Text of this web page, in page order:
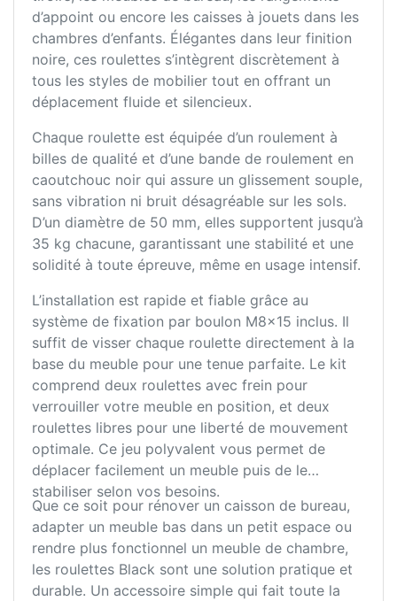
d’appoint ou encore les caisses à jouets dans les
chambres d’enfants. Élégantes dans leur finition
noire, ces roulettes s’intègrent discrètement à
tous les styles de mobilier tout en offrant un
déplacement fluide et silencieux.
Chaque roulette est équipée d’un roulement à
billes de qualité et d’une bande de roulement en
caoutchouc noir qui assure un glissement souple,
sans vibration ni bruit désagréable sur les sols.
D’un diamètre de 50 mm, elles supportent jusqu’à
35 kg chacune, garantissant une stabilité et une
solidité à toute épreuve, même en usage intensif.
L’installation est rapide et fiable grâce au
système de fixation par boulon M8x15 inclus. Il
suffit de visser chaque roulette directement à la
base du meuble pour une tenue parfaite. Le kit
comprend deux roulettes avec frein pour
verrouiller votre meuble en position, et deux
roulettes libres pour une liberté de mouvement
optimale. Ce jeu polyvalent vous permet de
déplacer facilement un meuble puis de le
stabiliser selon vos besoins.
Que ce soit pour rénover un caisson de bureau,
adapter un meuble bas dans un petit espace ou
rendre plus fonctionnel un meuble de chambre,
les roulettes Black sont une solution pratique et
durable. Un accessoire simple qui fait toute la